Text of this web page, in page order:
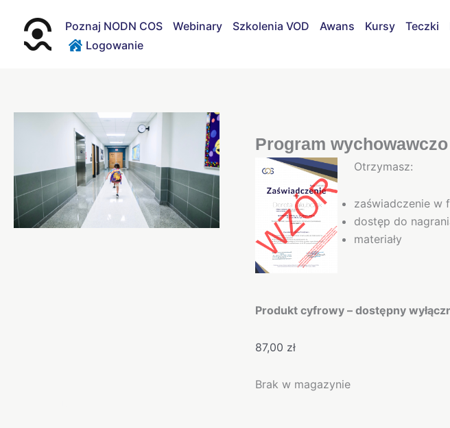
treści
Poznaj NODN COS Webinary Szkolenia VOD Awans Kursy Teczki
Logowanie
Program
Otrzymasz:
zaświadczenie w
dostęp do
materiały
Produkt cyfrowy – dostępny
87,00 zł
Brak w magazynie